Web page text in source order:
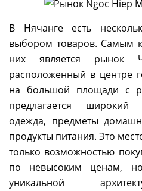
В Нячанге есть
выбором товаров. Самым
них является
расположенный в центре
на большой площади с
предлагается широкий
одежда, предметы
продукты питания. Это
только возможностью
по невысоким ценам,
уникальной